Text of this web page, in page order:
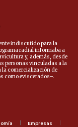
indiscutido para la
radial informaba a
y, además, desde
personas vinculadas a la
la comercialización de
como eviscerados–.
Empresas